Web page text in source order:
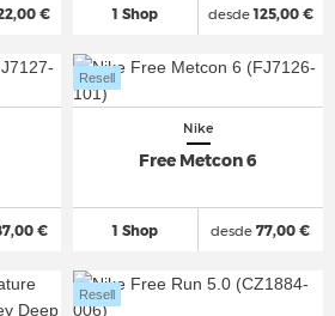
€ 1 Shop desde125,00 €
€
Nike
Free Metcon 6
1 Shop
Resell
desde 77,00 €
Resell